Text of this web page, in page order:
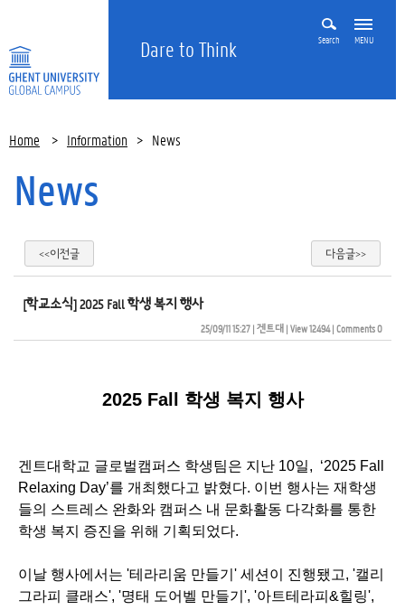
Dare to Think Search MENU
Home > Information > News
News
<<이전글 다음글>>
[학교소식] 2025 Fall 학생 복지 행사
25/09/11 15:27| 겐트대| View 12494| Comments 0
2025 Fall 학생 복지 행사
겐트대학교 글로벌캠퍼스 학생팀은 지난 10일, ‘2025 Fall
Relaxing Day’를 개최했다고 밝혔다. 이번 행사는 재학생
들의 스트레스 완화와 캠퍼스 내 문화활동 다각화를 통한
학생 복지 증진을 위해 기획되었다.
이날 행사에서는 '테라리움 만들기' 세션이 진행됐고, '캘리
그라피 클래스', '명태 도어벨 만들기', '아트테라피&힐링',